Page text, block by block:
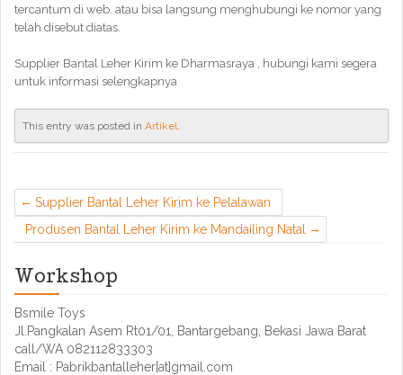
tercantum di web. atau bisa langsung menghubungi ke nomor yang
telah disebut diatas.
Supplier Bantal Leher Kirim ke Dharmasraya , hubungi kami segera
untuk informasi selengkapnya
This entry was posted in Artikel.
Supplier Bantal Leher Kirim ke Pelalawan
Produsen Bantal Leher Kirim ke Mandailing Natal
Workshop
Bsmile Toys
Jl.Pangkalan Asem Rt01/01, Bantargebang, Bekasi Jawa Barat
call/WA 082112833303
Email : Pabrikbantalleher[at]gmail.com